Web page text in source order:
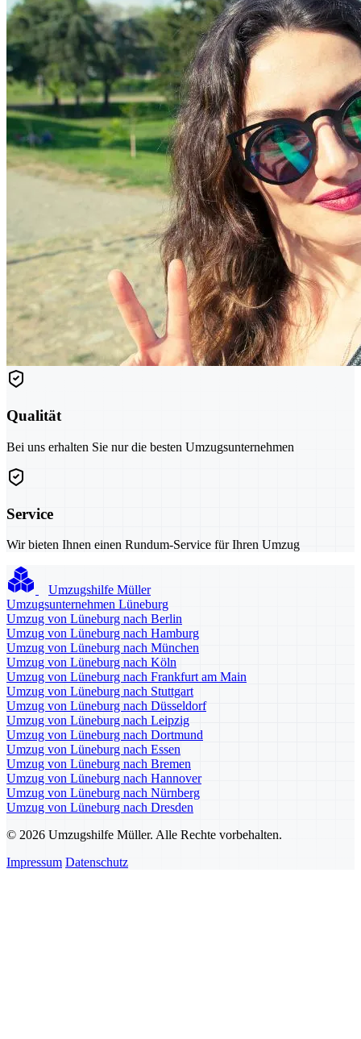
Qualität
Bei uns erhalten Sie nur die besten Umzugsunternehmen
Service
Wir bieten Ihnen einen Rundum-Service für Ihren Umzug
Umzugshilfe Müller
Umzugsunternehmen Lüneburg
Umzug von Lüneburg nach Berlin
Umzug von Lüneburg nach Hamburg
Umzug von Lüneburg nach München
Umzug von Lüneburg nach Köln
Umzug von Lüneburg nach Frankfurt am Main
Umzug von Lüneburg nach Stuttgart
Umzug von Lüneburg nach Düsseldorf
Umzug von Lüneburg nach Leipzig
Umzug von Lüneburg nach Dortmund
Umzug von Lüneburg nach Essen
Umzug von Lüneburg nach Bremen
Umzug von Lüneburg nach Hannover
Umzug von Lüneburg nach Nürnberg
Umzug von Lüneburg nach Dresden
© 2026 Umzugshilfe Müller. Alle Rechte vorbehalten.
Impressum Datenschutz